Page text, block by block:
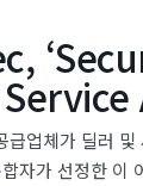
급업체가 딜러
자가 선정한 이